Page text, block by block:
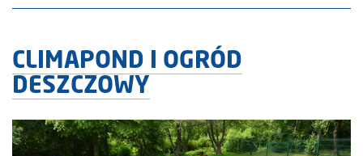
CLIMAPOND I OGRÓD
DESZCZOWY